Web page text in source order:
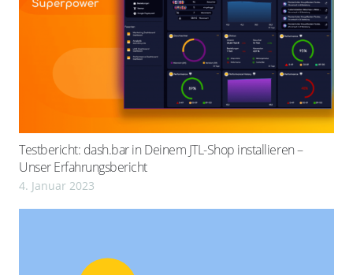
Testbericht: dash.bar in Deinem JTL-Shop installieren –
Unser Erfahrungsbericht
4. Januar 2023